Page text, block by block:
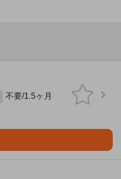
不要/1.5ヶ月